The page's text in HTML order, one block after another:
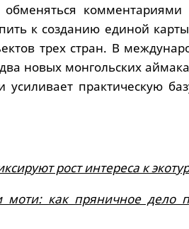
комментариями
к созданию единой
трех стран. В
новых монгольских
практическую
рост интереса к
как пряничное дело